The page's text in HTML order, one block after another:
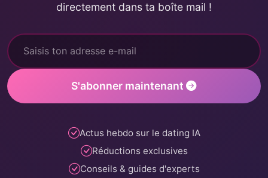
directement dans ta boîte mail !
S'abonner maintenant
Actus hebdo sur le dating IA
Réductions exclusives
Conseils & guides d'experts